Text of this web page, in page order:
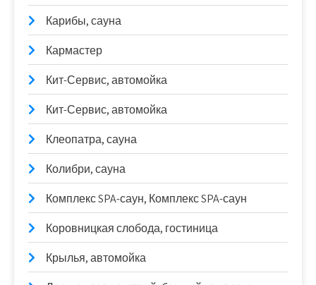
Карибы, сауна
Кармастер
Кит-Сервис, автомойка
Кит-Сервис, автомойка
Клеопатра, сауна
Колибри, сауна
Комплекс SPA-саун, Комплекс SPA-саун
Коровницкая слобода, гостиница
Крылья, автомойка